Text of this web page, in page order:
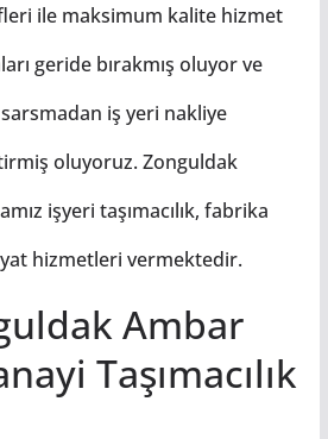
ile maksimum kalite hizmet
geride bırakmış oluyor ve
iş yeri nakliye
oluyoruz. Zonguldak
işyeri taşımacılık, fabrika
hizmetleri vermektedir.
Ambar
Taşımacılık